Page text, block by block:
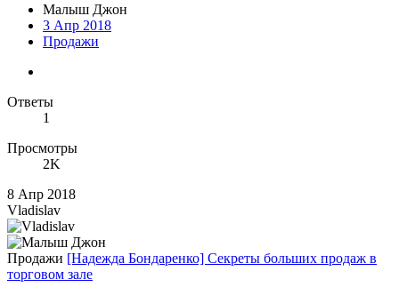
Малыш Джон
3 Апр 2018
Продажи
Ответы
1
Просмотры
2K
8 Апр 2018
Vladislav
Продажи [Надежда Бондаренко] Секреты больших продаж в
торговом зале